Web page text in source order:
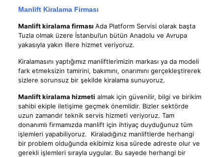
Manlift Kiralama Firması
Manlift kiralama firması Ada Platform Servisi olarak başta
Tuzla olmak üzere İstanbul’un bütün Anadolu ve Avrupa
yakasıyla yakın illere hizmet veriyoruz.
Kiralamasını yaptığımız manliftlerimizin markası ya da modeli
fark etmeksizin tamirini, bakımını, onarımını gerçekleştirerek
sizlere sorunsuz bir şekilde kiralama sunuyoruz.
Manlift kiralama hizmeti almak için güvenilir, bilgi ve birikim
sahibi ekiple iletişime geçmek önemlidir. Bizler sektörde
uzun zamandır teknik servis hizmeti veriyoruz. Tam
donanımlı firmamızda manlift için ihtiyaç duyduğunuz tüm
işlemleri yapabiliyoruz. Kiraladığınız manliftlerde herhangi
bir problem olduğunda ekibimiz kısa sürede adreste olur ve
gerekli işlemleri sırayla uygular. Bu sayede herhangi bir